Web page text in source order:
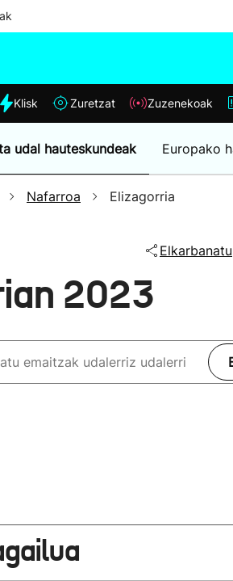
Klisk Zuretzat Zuzenekoak
udal hauteskundeak Europako
Nafarroa Elizagorria
Elkarbanatu
2023